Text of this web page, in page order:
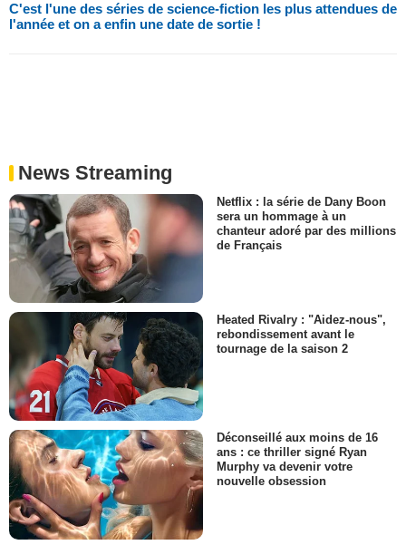
C'est l'une des séries de science-fiction les plus attendues de
l'année et on a enfin une date de sortie !
News Streaming
Netflix : la série de Dany Boon
sera un hommage à un
chanteur adoré par des millions
de Français
Heated Rivalry : "Aidez-nous",
rebondissement avant le
tournage de la saison 2
Déconseillé aux moins de 16
ans : ce thriller signé Ryan
Murphy va devenir votre
nouvelle obsession